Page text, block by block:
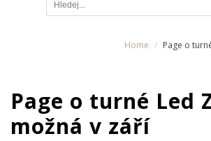
Home Page o
Page o turné Led
možná v září